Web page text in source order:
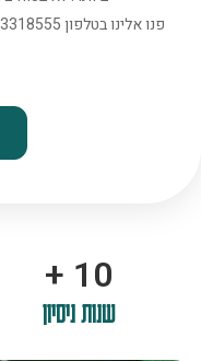
10
+
שנות ניסיון